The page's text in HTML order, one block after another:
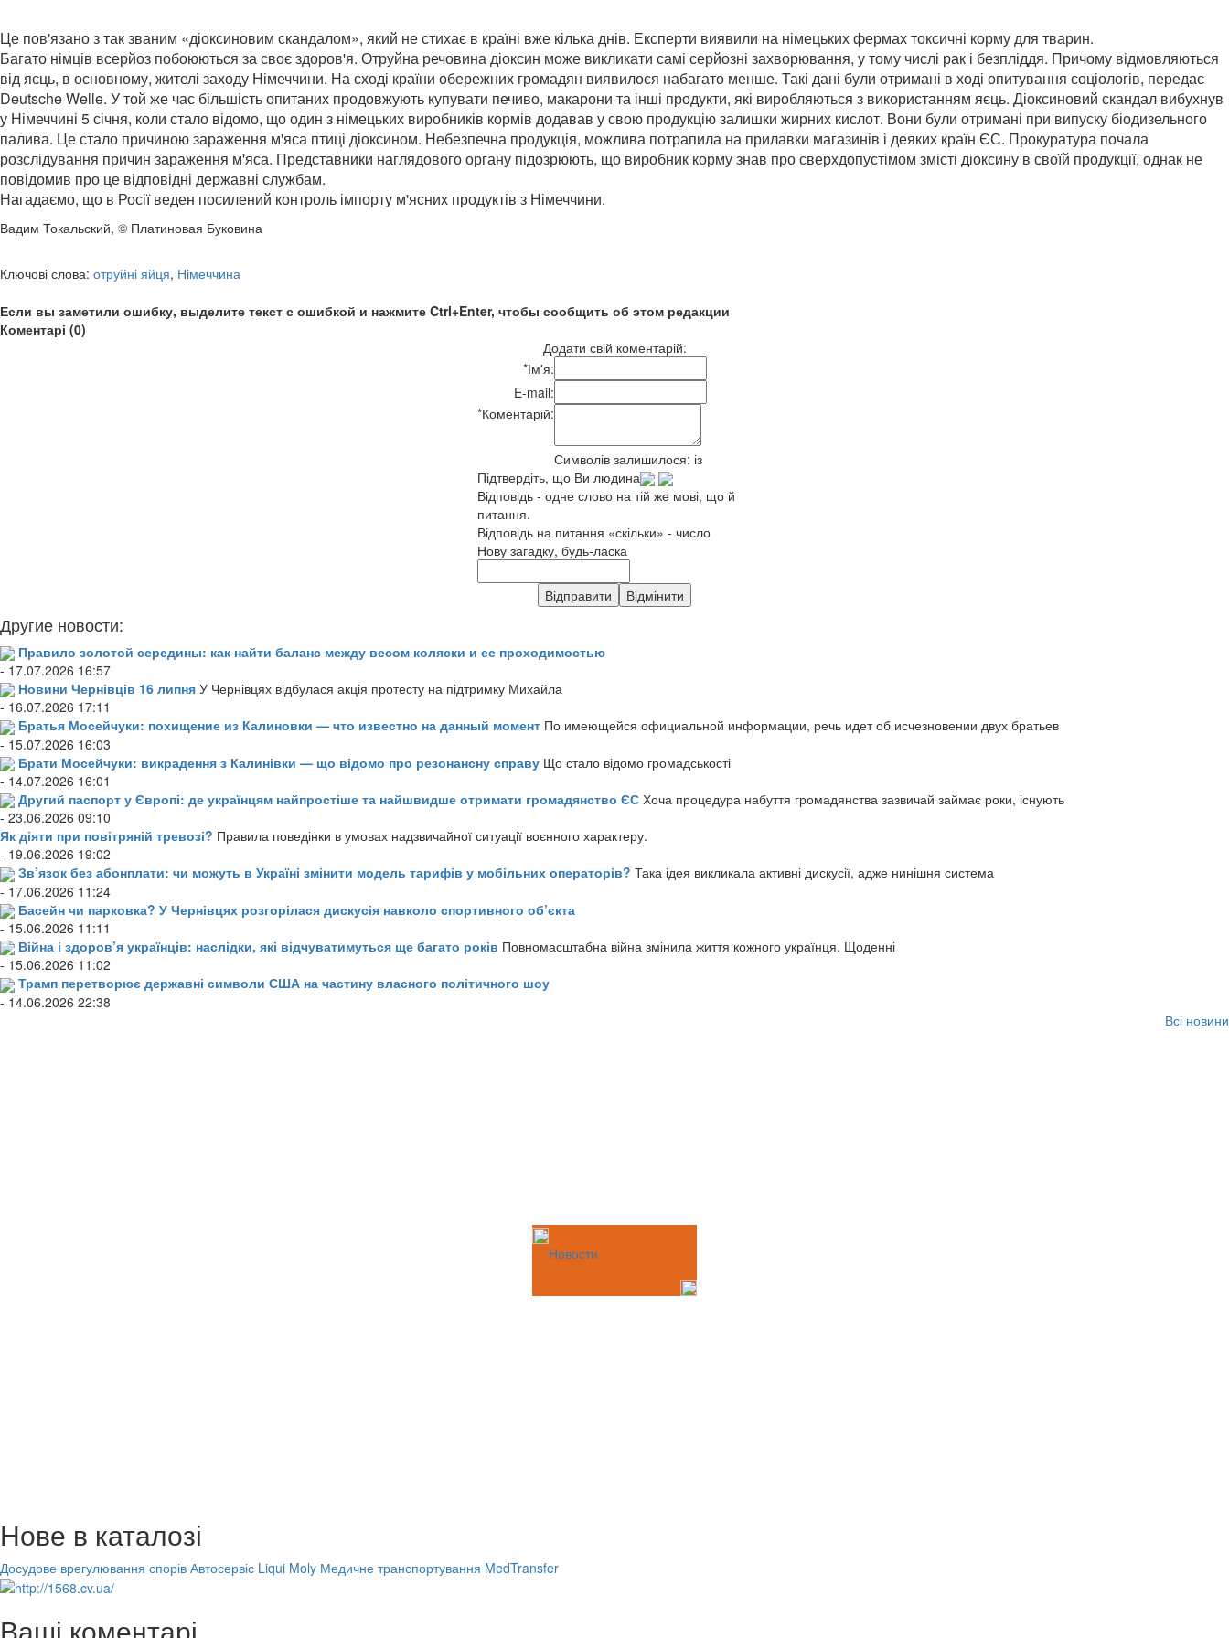
Це пов'язано з так званим «діоксиновим скандалом», який не стихає в країні вже кілька днів. Експерти виявили на німецьких фермах токсичні корму для тварин.
Багато німців всерйоз побоюються за своє здоров'я. Отруйна речовина діоксин може викликати самі серйозні захворювання, у тому числі рак і безпліддя. Причому відмовляються
від яєць, в основному, жителі заходу Німеччини. На сході країни обережних громадян виявилося набагато менше. Такі дані були отримані в ході опитування соціологів, передає
Deutsche Welle. У той же час більшість опитаних продовжують купувати печиво, макарони та інші продукти, які виробляються з використанням яєць. Діоксиновий скандал вибухнув
у Німеччині 5 січня, коли стало відомо, що один з німецьких виробників кормів додавав у свою продукцію залишки жирних кислот. Вони були отримані при випуску біодизельного
палива. Це стало причиною зараження м'яса птиці діоксином. Небезпечна продукція, можлива потрапила на прилавки магазинів і деяких країн ЄС. Прокуратура почала
розслідування причин зараження м'яса. Представники наглядового органу підозрюють, що виробник корму знав про сверхдопустімом змісті діоксину в своїй продукції, однак не
повідомив про це відповідні державні службам.
Нагадаємо, що в Росії веден посилений контроль імпорту м'ясних продуктів з Німеччини.
Вадим Токальский, © Платиновая Буковина
Ключові слова: отруйні яйця, Німеччина
Если вы заметили ошибку, выделите текст с ошибкой и нажмите Ctrl+Enter, чтобы сообщить об этом редакции
Коментарі (0)
Додати свій коментарій:
*Ім'я:
E-mail:
*Коментарій:
Символів залишилося: із
Підтвердіть, що Ви людина
Відповідь - одне слово на тій же мові, що й
питання.
Відповідь на питання «скільки» - число
Нову загадку, будь-ласка
Другие новости:
Правило золотой середины: как найти баланс между весом коляски и ее проходимостью
- 17.07.2026 16:57
Новини Чернівців 16 липня У Чернівцях відбулася акція протесту на підтримку Михайла
- 16.07.2026 17:11
Братья Мосейчуки: похищение из Калиновки — что известно на данный момент По имеющейся официальной информации, речь идет об исчезновении двух братьев
- 15.07.2026 16:03
Брати Мосейчуки: викрадення з Калинівки — що відомо про резонансну справу Що стало відомо громадськості
- 14.07.2026 16:01
Другий паспорт у Європі: де українцям найпростіше та найшвидше отримати громадянство ЄС Хоча процедура набуття громадянства зазвичай займає роки, існують
- 23.06.2026 09:10
Як діяти при повітряній тревозі? Правила поведінки в умовах надзвичайної ситуації воєнного характеру.
- 19.06.2026 19:02
Зв’язок без абонплати: чи можуть в Україні змінити модель тарифів у мобільних операторів? Така ідея викликала активні дискусії, адже нинішня система
- 17.06.2026 11:24
Басейн чи парковка? У Чернівцях розгорілася дискусія навколо спортивного об’єкта
- 15.06.2026 11:11
Війна і здоров’я українців: наслідки, які відчуватимуться ще багато років Повномасштабна війна змінила життя кожного українця. Щоденні
- 15.06.2026 11:02
Трамп перетворює державні символи США на частину власного політичного шоу
- 14.06.2026 22:38
Всі новини
Новости
Нове в каталозі
Досудове врегулювання спорів Автосервіс Liqui Moly Медичне транспортування MedTransfer